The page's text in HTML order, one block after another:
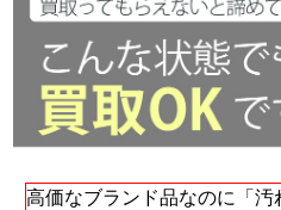
高価なブランド品なのに「